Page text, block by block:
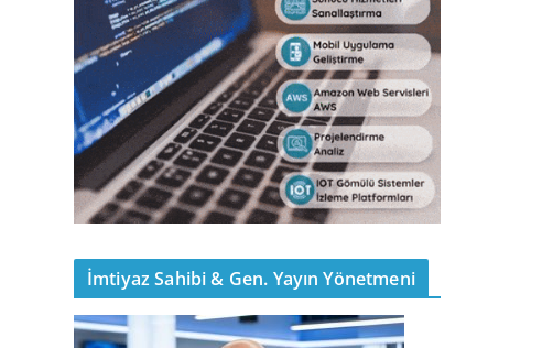
İmtiyaz Sahibi & Gen. Yayın Yönetmeni